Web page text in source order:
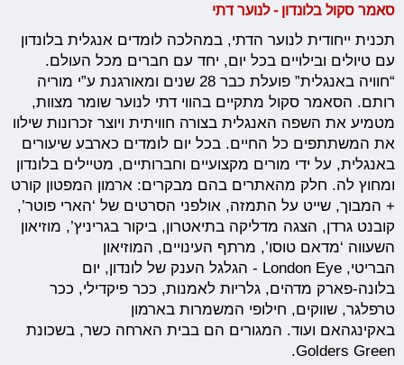
סאמר סקול בלונדון - לנוער דתי
תכנית ייחודית לנוער הדתי, במהלכה לומדים אנגלית בלונדון
עם טיולים ובילויים בכל יום, יחד עם חברים מכל העולם.
“חוויה באנגלית” פועלת כבר 28 שנים ומאורגנת ע”י מוריה
רותם. הסאמר סקול מתקיים בהווי דתי לנוער שומר מצוות,
מטמיע את השפה האנגלית בצורה חוויתית ויוצר זכרונות שילוו
את המשתתפים כל החיים. בכל יום לומדים כארבע שיעורים
באנגלית, על ידי מורים מקצועיים וחברותיים, מטיילים בלונדון
ומחוץ לה. חלק מהאתרים בהם מבקרים: ארמון המפטון קורט
+ המבוך, שייט על התמזה, אולפני הסרטים של ‘הארי פוטר’,
קובנט גרדן, הצגה מדליקה בתיאטרון, ביקור בגריניץ’, מוזיאון
השעווה ‘מדאם טוסו’, מרתף העינויים, המוזיאון
הבריטי, London Eye - הגלגל הענק של לונדון, יום
בלונה-פארק מדהים, גלריות לאמנות, ככר פיקדילי, ככר
טרפלגר, שווקים, חילופי המשמרות בארמון
באקינגהאם ועוד. המגורים הם בבית הארחה כשר, בשכונת
Golders Green.